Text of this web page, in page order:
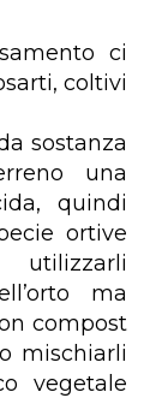
ci
coltivi
sostanza
una
quindi
ortive
ma
compost
mischiarli
vegetale